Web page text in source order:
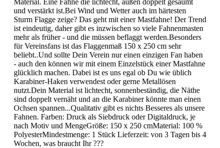
und verstärkt ist.Bei Wind und Wetter auch im härtesten
Sturm Flagge zeige? Das geht mit einer Mastfahne! Der Trend
ist eindeutig, daher gibt es inzwischen so viele Fahnenmasten
mehr als früher - und die müssen beflaggt werden.Besonders
für Vereinsfans ist das Flaggenmaß 150 x 250 cm sehr
beliebt..Und sollte Dein Verein nur einen einzigen Fan haben
- auch den können wir mit einem Einzelstück einer Mastfahne
glücklich machen. Dabei ist es uns egal ob Du wie üblich
Karabiner-Haken verwendest oder gerne Metallösen
nutzt.Dein Material ist lichtecht, sonnenbeständig, die Näthe
sind doppelt vernäht und an die Karabiner könnte man einen
Ochsen spannen...Qualitativ gibt es nichts Besseres als unsere
Fahnen. Farben: Druck als Siebdruck oder Digitaldruck, je
nach Motiv und MengeGröße: 150 x 250 cmMaterial: 100 %
PolyesterMindestmenge: 1 Stück Lieferzeit: von 3 Tagen bis 4
Wochen, was braucht Ihr ???